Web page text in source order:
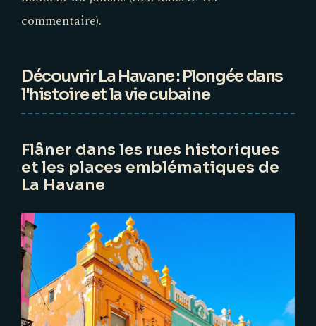
commentaire).
Découvrir La Havane : Plongée dans
l'histoire et la vie cubaine
Flâner dans les rues historiques
et les places emblématiques de
La Havane